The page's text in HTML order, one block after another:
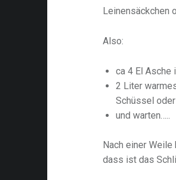
Leinensäckchen
Also:
ca 4 El Asche
2 Liter
Schüssel
und warten…..
Nach einer
dass ist das